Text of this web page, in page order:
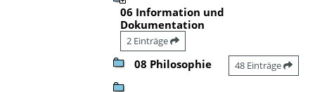
06 Information und
Dokumentation
2 Einträge
08 Philosophie 48 Einträge